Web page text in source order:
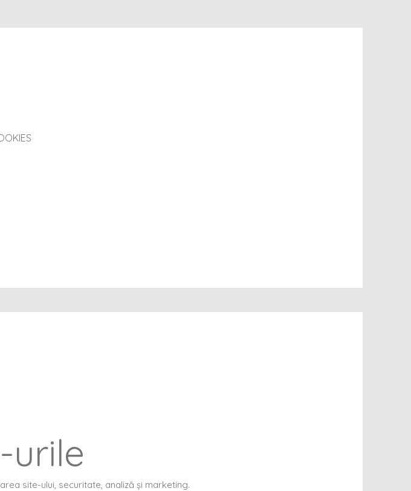
urile
site-ului, securitate, analiză și marketing.